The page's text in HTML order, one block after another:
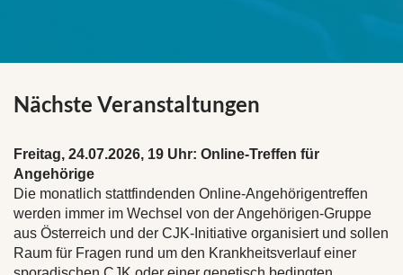
Nächste Veranstaltungen
Freitag, 24.07.2026, 19 Uhr: Online-Treffen für
Angehörige
Die monatlich stattfindenden Online-Angehörigentreffen
werden immer im Wechsel von der Angehörigen-Gruppe
aus Österreich und der CJK-Initiative organisiert und sollen
Raum für Fragen rund um den Krankheitsverlauf einer